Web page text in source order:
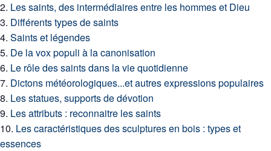
Les saints, des intermédiaires entre les hommes et Dieu
Différents types de saints
Saints et légendes
De la vox populi à la canonisation
Le rôle des saints dans la vie quotidienne
Dictons météorologiques...et autres expressions populaires
Les statues, supports de dévotion
Les attributs : reconnaitre les saints
Les caractéristiques des sculptures en bois : types et
essences